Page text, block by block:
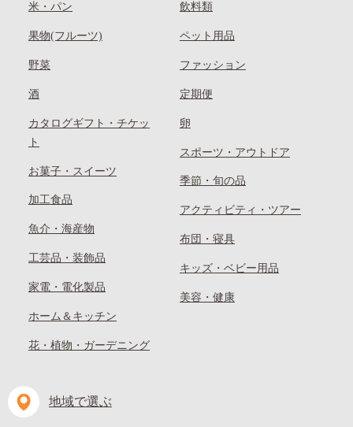
米・パン
果物(フルーツ)
野菜
酒
カタログギフト・チケッ
ト
お菓子・スイーツ
加工食品
魚介・海産物
工芸品・装飾品
家電・電化製品
ホーム＆キッチン
花・植物・ガーデニング
飲料類
ペット用品
ファッション
定期便
卵
スポーツ・アウトドア
季節・旬の品
アクティビティ・ツアー
布団・寝具
キッズ・ベビー用品
美容・健康
地域で選ぶ